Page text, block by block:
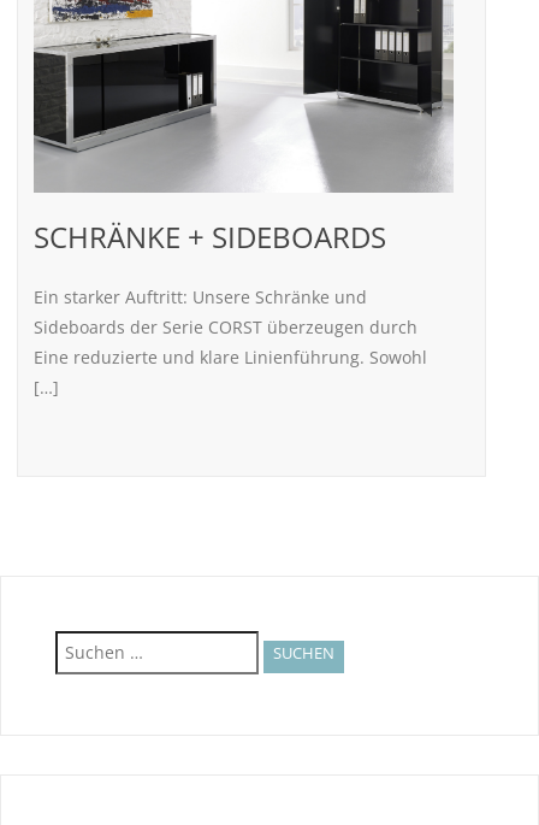
SCHRÄNKE + SIDEBOARDS
Ein starker Auftritt: Unsere Schränke und
Sideboards der Serie CORST überzeugen durch
Eine reduzierte und klare Linienführung. Sowohl
[…]
Suchen
nach: